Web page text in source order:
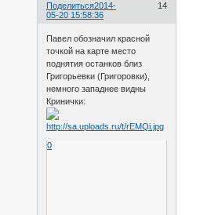
Поделиться 14
2014-
05-20 15:58:36
Павел обозначил красной
точкой на карте место
поднятия останков близ
Григорьевки (Григоровки),
немного западнее видны
Кринички:
0